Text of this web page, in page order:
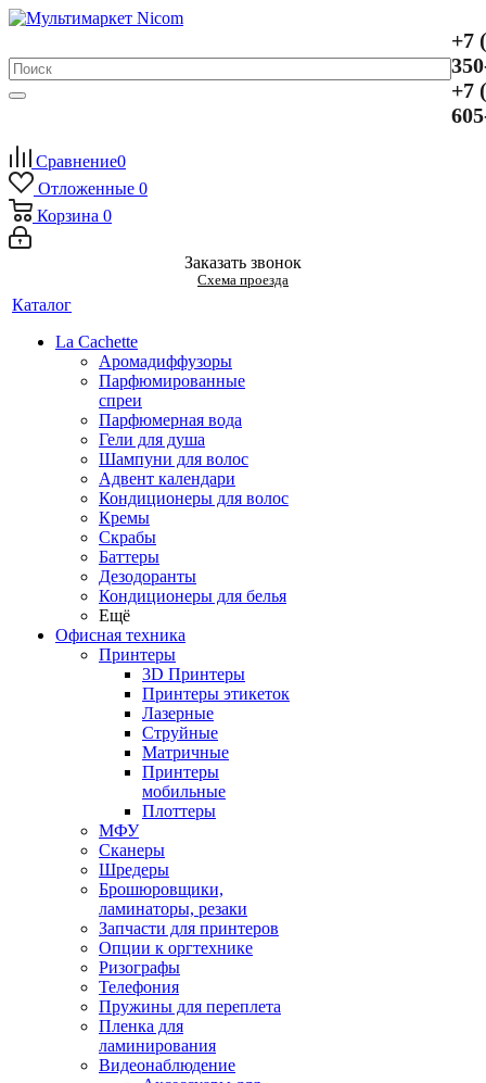
+7
+7
Сравнение0
Отложенные 0
Корзина 0
Заказать звонок
Схема проезда
Каталог
La Cachette
Аромадиффузоры
Парфюмированные
спреи
Парфюмерная вода
Гели для душа
Шампуни для волос
Адвент календари
Кондиционеры для волос
Кремы
Скрабы
Баттеры
Дезодоранты
Кондиционеры для белья
Ещё
Офисная техника
Принтеры
3D Принтеры
Принтеры этикеток
Лазерные
Струйные
Матричные
Принтеры
мобильные
Плоттеры
МФУ
Сканеры
Шредеры
Брошюровщики,
ламинаторы, резаки
Запчасти для принтеров
Опции к оргтехнике
Ризографы
Телефония
Пружины для переплета
Пленка для
ламинирования
Видеонаблюдение